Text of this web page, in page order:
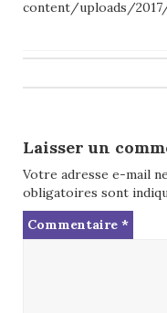
content/uploads/
navigation
Laisser un
Votre adresse e-mail
obligatoires sont
Commentaire *